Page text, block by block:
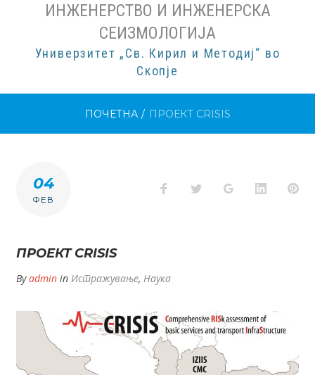
ИНЖЕНЕРСТВО И ИНЖЕНЕРСКА
СЕИЗМОЛОГИЈА
Универзитет „Св. Кирил и Методиј“ во
Скопје
ПОЧЕТНА / ПРОЕКТ CRISIS
04
ФЕВ
Facebook
Twitter Google+LinkedIn
ПРОЕКТ CRISIS
Byadmin in Истражување, Наука